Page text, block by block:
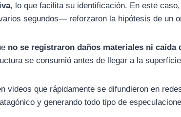
, lo que facilita su identificación. En este
segundos— reforzaron la hipótesis de un
no se registraron daños materiales ni caída
se consumió antes de llegar a la
videos que rápidamente se difundieron en
y generando todo tipo de